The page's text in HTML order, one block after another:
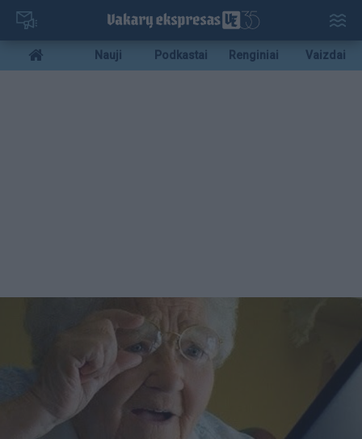
Pereiti
pagrindinį
turinį
Mobile
menu
Nauji Podkastai Renginiai Vaizdai